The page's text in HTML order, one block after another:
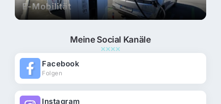
E-Mobilität
Meine Social Kanäle
Facebook
Folgen
Instagram